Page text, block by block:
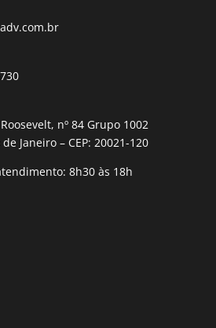
nº 84 Grupo 1002
Janeiro – CEP: 20021-120
8h30 às 18h